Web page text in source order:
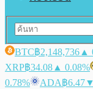
BTC฿2,148,736 ▲
XRP฿34.08 ▲ 0.08%
0.78%
ADA฿6.47